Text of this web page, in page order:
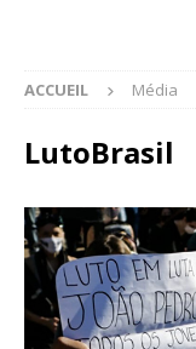
ACCUEIL Média
LutoBrasil